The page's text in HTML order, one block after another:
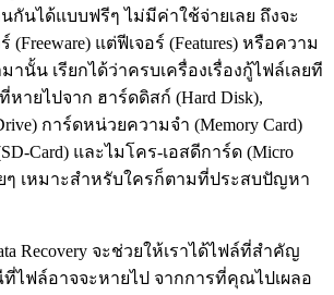
กันได้แบบฟรีๆ ไม่มีค่าใช้จ่ายเลย ถึงจะ
แต่ฟีเจอร์ (Features) หรือความ
านั้น เรียกได้ว่าครบเครื่องเรื่องกู้ไฟล์เลยที
หายไปจาก ฮาร์ดดิสก์ (Hard Disk),
การ์ดหน่วยความจำ (Memory Card)
Card) และไมโคร-เอสดีการ์ด (Micro
ยๆ เหมาะสำหรับใครก็ตามที่ประสบปัญหา
Recovery จะช่วยให้เราได้ไฟล์ที่สำคัญ
ไฟล์อาจจะหายไป จากการที่คุณไปเผลอ